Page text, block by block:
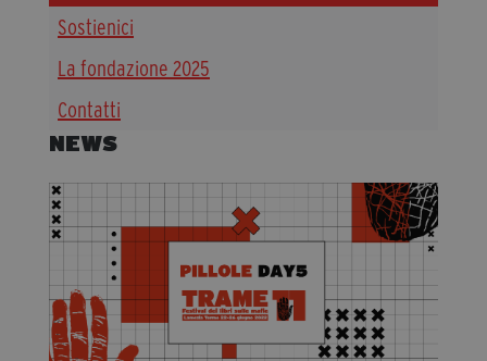
Diventa Partner
Sostienici
Fondazione Trame
La fondazione 2025
Civico Trame
Progetto Trame a Scuola
Progetto Visioni Civiche
Mostra 3D - Visioni Civiche
Il Diritto di Essere
NEWS
Sostienici
La fondazione 2025
Contatti